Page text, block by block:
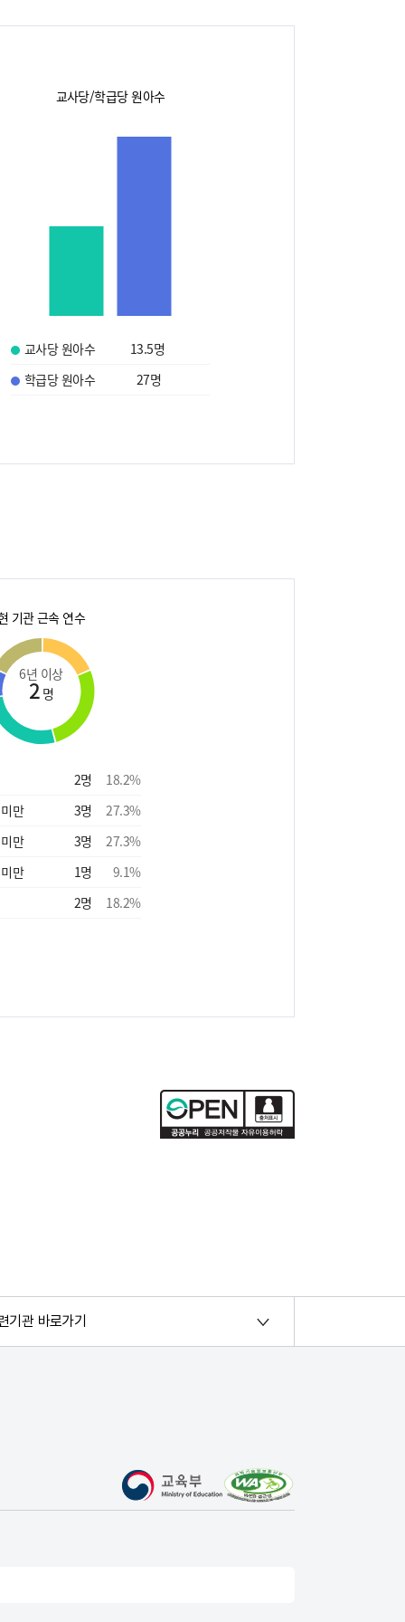
교사당/학급당 원아수
교사당 원아수 13.5명
학급당 원아수
27명
기관 근속 연수
6년 이상
2 명
2명 18.2%
만
3명 27.3%
만
3명 27.3%
만
1명 9.1%
2명 18.2%
기관 바로가기